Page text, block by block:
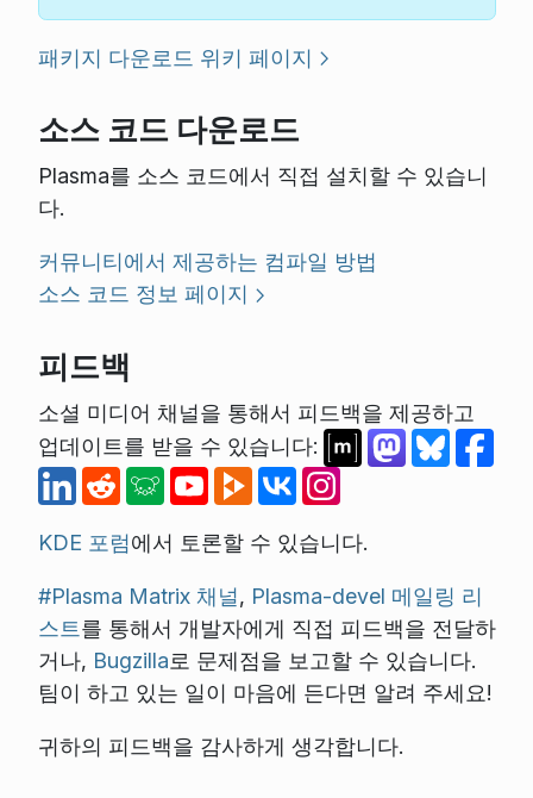
패키지 다운로드 위키 페이지
소스 코드 다운로드
Plasma를 소스 코드에서 직접 설치할 수 있습니
다.
커뮤니티에서 제공하는 컴파일 방법
소스 코드 정보 페이지
피드백
소셜 미디어 채널을 통해서 피드백을 제공하고
업데이트를 받을 수 있습니다:
KDE 포럼에서 토론할 수 있습니다.
#Plasma Matrix 채널, Plasma-devel 메일링 리
스트를 통해서 개발자에게 직접 피드백을 전달하
거나, Bugzilla로 문제점을 보고할 수 있습니다.
팀이 하고 있는 일이 마음에 든다면 알려 주세요!
귀하의 피드백을 감사하게 생각합니다.